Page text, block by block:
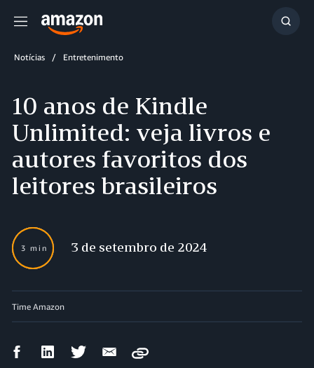
Menu
Notícias Entretenimento
10 anos de Kindle
Unlimited: veja livros e
autores favoritos dos
leitores brasileiros
3 min 3 de setembro de 2024
Time Amazon
CompartilharCompartilharCompartilharCompartilhar
Copy